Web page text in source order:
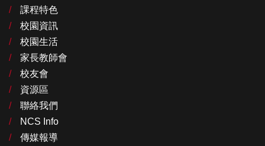
課程特色
校園資訊
校園生活
家長教師會
校友會
資源區
聯絡我們
NCS Info
傳媒報導